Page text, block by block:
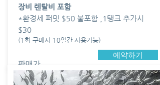
장비 렌탈비 포함
*환경세 퍼밋 $50 불포함 ,1탱크 추가시
$30
(1회 구매시 10일간 사용가능)
판매가
$250
예약하기